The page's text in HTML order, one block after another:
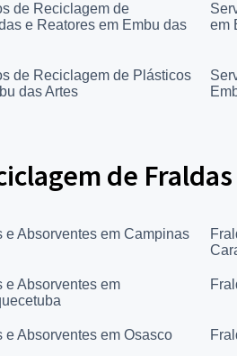
de Reciclagem de
e Reatores em Embu das
em
de Reciclagem de Plásticos
das Artes
de
e Absorventes em Campinas
e Absorventes em
e Absorventes em Osasco